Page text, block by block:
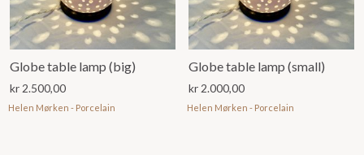
Globe table lamp (big)
kr 2.500,00
Helen Mørken - Porcelain
Globe table lamp (small)
kr 2.000,00
Helen Mørken - Porcelain